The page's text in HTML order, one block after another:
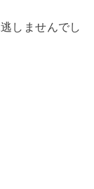
しませんでし